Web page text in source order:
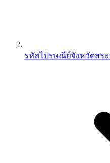
รหัสไปรษณีย์จังหวัดสระ